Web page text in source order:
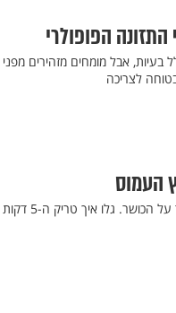
הפופולרי
בעיות, אבל מומחים מזהירים
לצריכה
הסוד לבריאות נמצא ממש מתחת לאף שלכם, אל תחכו לסוף